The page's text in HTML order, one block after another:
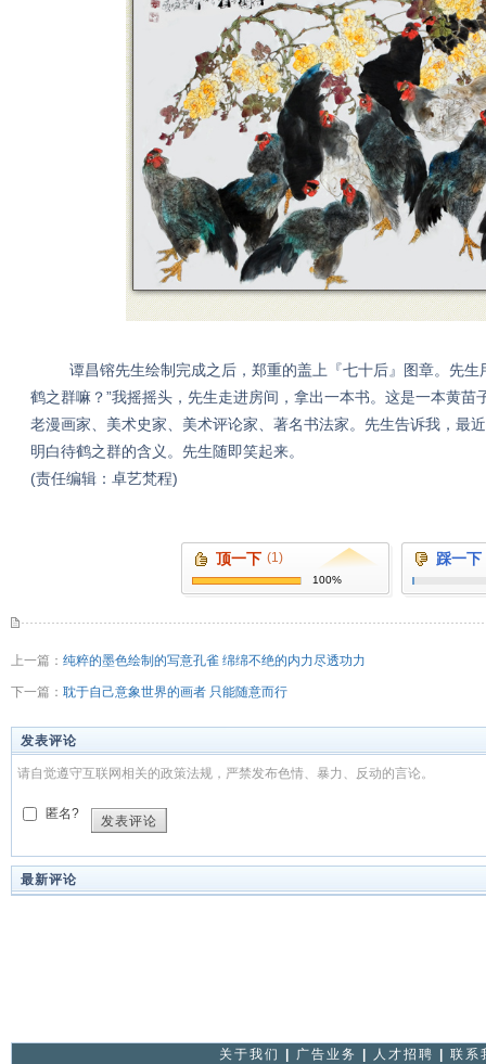
谭昌镕先生绘制完成之后，郑重的盖上『七十后』图章。先生
鹤之群嘛？”我摇摇头，先生走进房间，拿出一本书。这是一本黄
老漫画家、美术史家、美术评论家、著名书法家。先生告诉我，最
明白待鹤之群的含义。先生随即笑起来。
(责任编辑：卓艺梵程)
顶一下 (1)
100%
踩一下
上一篇： 纯粹的墨色绘制的写意孔雀 绵绵不绝的内力尽透功力
下一篇： 耽于自己意象世界的画者 只能随意而行
发表评论
请自觉遵守互联网相关的政策法规，严禁发布色情、暴力、反动的言论。
匿名?
发表评论
最新评论
关于我们 广告业务 人才招聘 联系